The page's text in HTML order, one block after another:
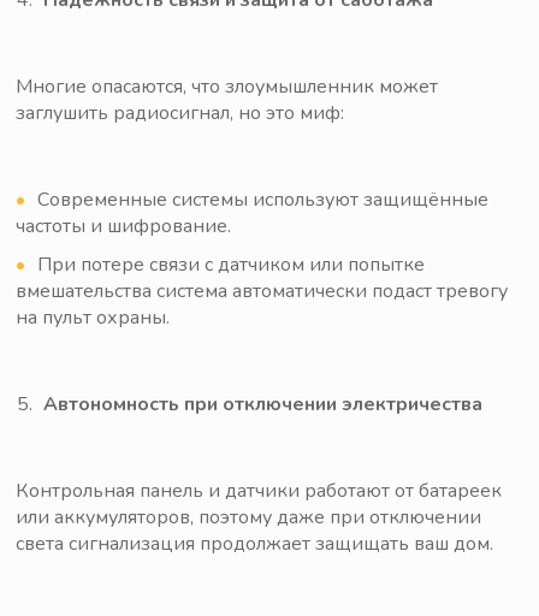
Многие опасаются, что злоумышленник может
заглушить радиосигнал, но это миф:
Современные системы используют защищённые
частоты и шифрование.
При потере связи с датчиком или попытке
вмешательства система автоматически подаст тревогу
на пульт охраны.
Автономность при отключении электричества
Контрольная панель и датчики работают от батареек
или аккумуляторов, поэтому даже при отключении
света сигнализация продолжает защищать ваш дом.